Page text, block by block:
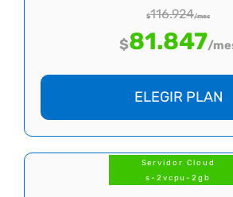
$116.924/mes
$81.847/
ELEGIR PLAN
Servidor Cloud
s-2vcpu-2gb